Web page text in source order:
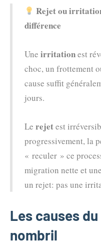
Rejet ou
différence
Une irritationest
choc, un frottement
cause suffit
jours.
Le rejetest
progressivement, la
« reculer » ce
migration nette et
un rejet: pas une
Les causes
nombril